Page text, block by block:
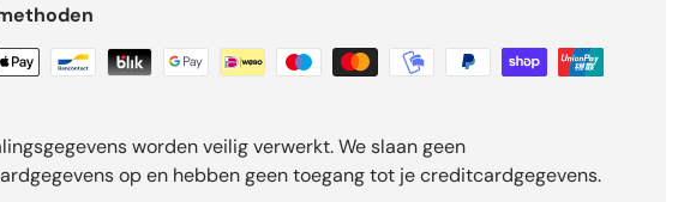
worden veilig verwerkt. We slaan geen
op en hebben geen toegang tot je creditcardgegevens.